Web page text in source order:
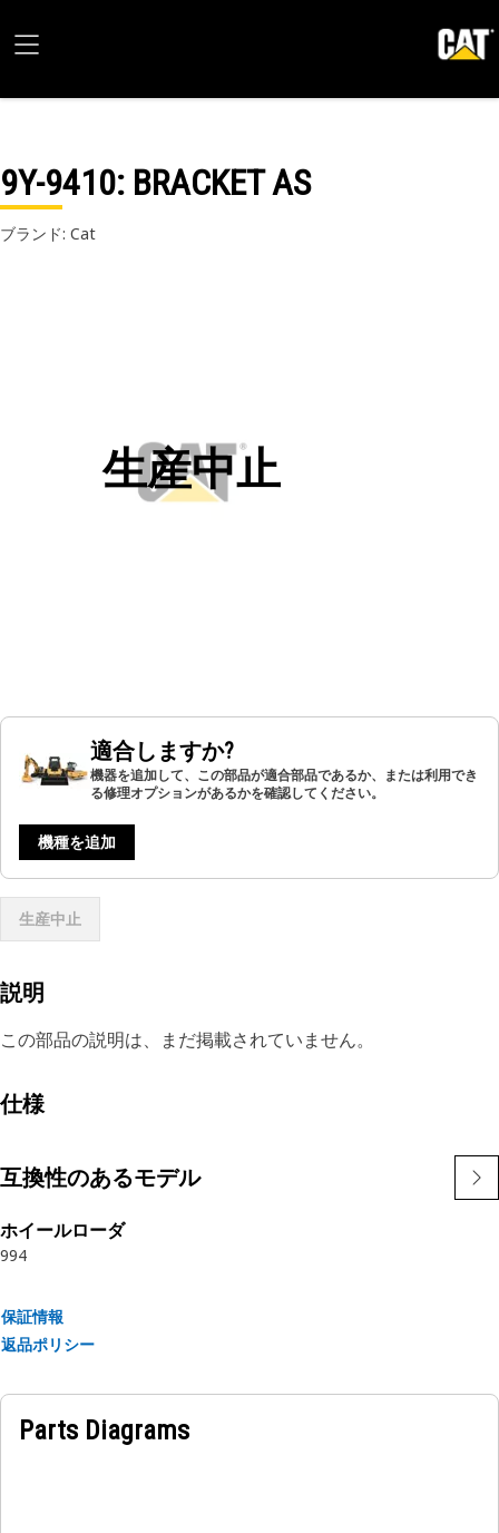
9Y-9410: BRACKET AS
ブランド: Cat
生産中止
適合しますか?
機器を追加して、この部品が適合部品であるか、または利用でき
る修理オプションがあるかを確認してください。
機種を追加
生産中止
説明
この部品の説明は、まだ掲載されていません。
仕様
互換性のあるモデル
ホイールローダ
994
保証情報
返品ポリシー
Parts Diagrams